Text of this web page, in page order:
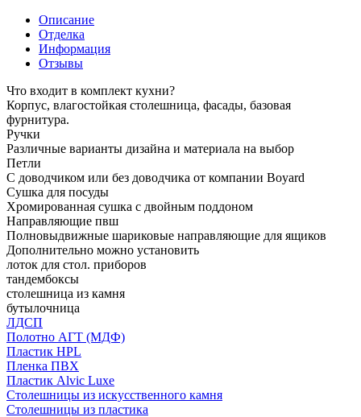
Описание
Отделка
Информация
Отзывы
Что входит в комплект кухни?
Корпус, влагостойкая столешница, фасады, базовая
фурнитура.
Ручки
Различные варианты дизайна и материала на выбор
Петли
С доводчиком или без доводчика от компании Boyard
Сушка для посуды
Хромированная сушка с двойным поддоном
Направляющие пвш
Полновыдвижные шариковые направляющие для ящиков
Дополнительно можно установить
лоток для стол. приборов
тандембоксы
столешница из камня
бутылочница
ЛДСП
Полотно АГТ (МДФ)
Пластик HPL
Пленка ПВХ
Пластик Alvic Luxe
Столешницы из искусственного камня
Столешницы из пластика